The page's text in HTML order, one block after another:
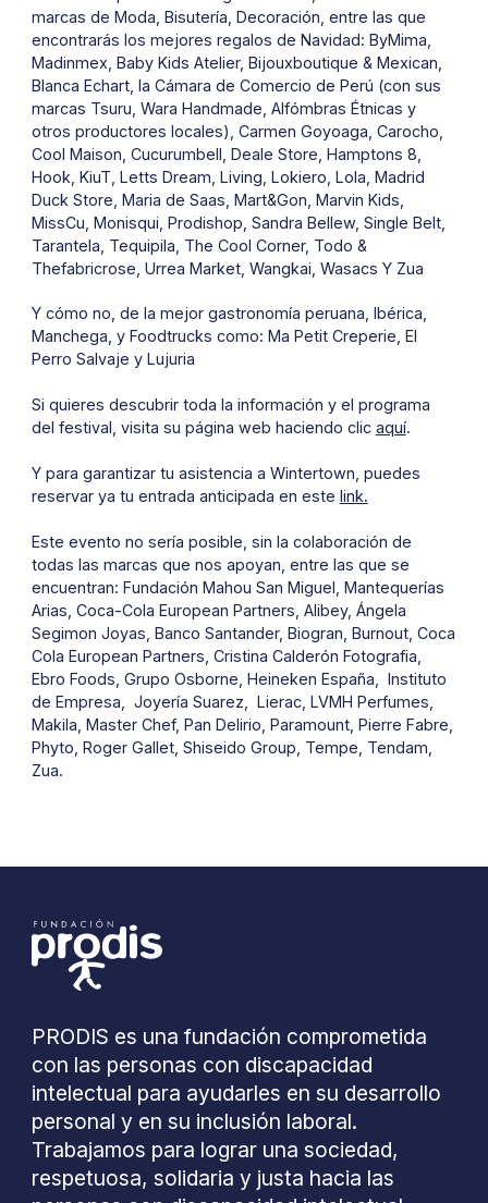
marcas de Moda, Bisutería, Decoración, entre las que
encontrarás los mejores regalos de Navidad: ByMima,
Madinmex, Baby Kids Atelier, Bijouxboutique & Mexican,
Blanca Echart, la Cámara de Comercio de Perú (con sus
marcas Tsuru, Wara Handmade, Alfómbras Étnicas y
otros productores locales), Carmen Goyoaga, Carocho,
Cool Maison, Cucurumbell, Deale Store, Hamptons 8,
Hook, KiuT, Letts Dream, Living, Lokiero, Lola, Madrid
Duck Store, Maria de Saas, Mart&Gon, Marvin Kids,
MissCu, Monisqui, Prodishop, Sandra Bellew, Single Belt,
Tarantela, Tequipila, The Cool Corner, Todo &
Thefabricrose, Urrea Market, Wangkai, Wasacs Y Zua
Y cómo no, de la mejor gastronomía peruana, Ibérica,
Manchega, y Foodtrucks como: Ma Petit Creperie, El
Perro Salvaje y Lujuria
Si quieres descubrir toda la información y el programa
del festival, visita su página web haciendo clic aquí.
Y para garantizar tu asistencia a Wintertown, puedes
reservar ya tu entrada anticipada en este link.
Este evento no sería posible, sin la colaboración de
todas las marcas que nos apoyan, entre las que se
encuentran: Fundación Mahou San Miguel, Mantequerías
Arias, Coca-Cola European Partners, Alibey, Ángela
Segimon Joyas, Banco Santander, Biogran, Burnout, Coca
Cola European Partners, Cristina Calderón Fotografia,
Ebro Foods, Grupo Osborne, Heineken España, Instituto
de Empresa, Joyería Suarez, Lierac, LVMH Perfumes,
Makila, Master Chef, Pan Delirio, Paramount, Pierre Fabre,
Phyto, Roger Gallet, Shiseido Group, Tempe, Tendam,
Zua.
PRODIS es una fundación comprometida
con las personas con discapacidad
intelectual para ayudarles en su desarrollo
personal y en su inclusión laboral.
Trabajamos para lograr una sociedad,
respetuosa, solidaria y justa hacia las